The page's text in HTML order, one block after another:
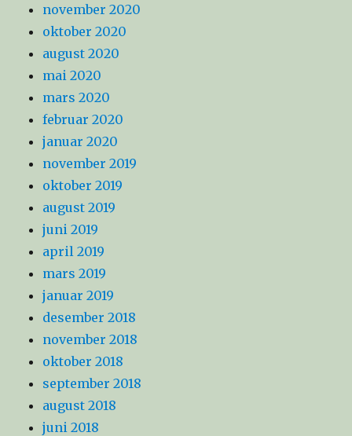
november 2020
oktober 2020
august 2020
mai 2020
mars 2020
februar 2020
januar 2020
november 2019
oktober 2019
august 2019
juni 2019
april 2019
mars 2019
januar 2019
desember 2018
november 2018
oktober 2018
september 2018
august 2018
juni 2018